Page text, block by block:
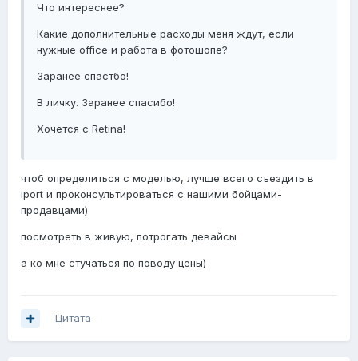
Что интереснее?
Какие дополнительные расходы меня ждут, если
нужные office и работа в фотошопе?
Заранее спастбо!
В личку. Заранее спасибо!
Хочется с Retina!
чтоб определиться с моделью, лучше всего съездить в
iport и проконсультироваться с нашими бойцами-
продавцами)
посмотреть в живую, потрогать девайсы
а ко мне стучаться по поводу цены)
Цитата